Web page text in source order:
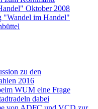
Oktober 2008
"Wandel im Handel"
zu den
2016
WUM eine Frage
dabei